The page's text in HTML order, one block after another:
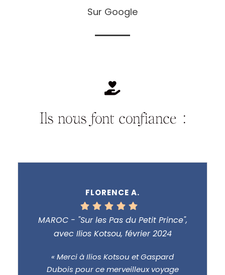
Sur Google
Ils nous font confiance :
FLORENCE A.
MAROC - "Sur les Pas du Petit Prince",
avec Ilios Kotsou, février 2024
« Merci à Ilios Kotsou et Gaspard
Dubois pour ce merveilleux voyage